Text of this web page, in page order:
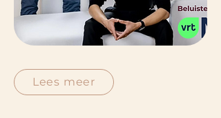
Lees meer